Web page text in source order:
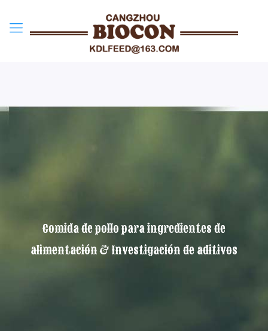
Comida de pollo para ingredientes de
alimentación & Investigación de aditivos